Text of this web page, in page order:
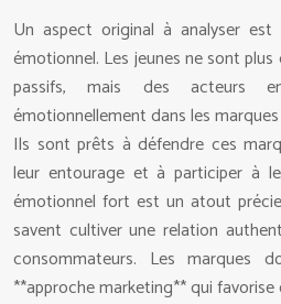
Un aspect original à analyser est
émotionnel. Les jeunes ne sont
passifs, mais des acteurs
émotionnellement dans les
Ils sont prêts à défendre ces
leur entourage et à participer à
émotionnel fort est un atout
savent cultiver une relation
consommateurs. Les marques
**approche marketing** qui